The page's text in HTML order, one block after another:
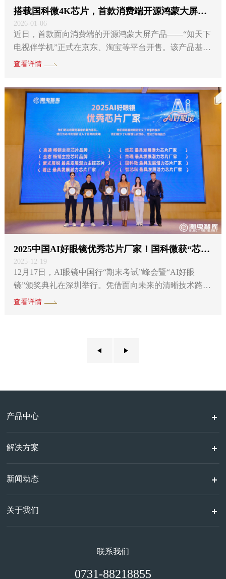
搭载国科微4K芯片，首款消费端开源鸿蒙大屏上市
2026-01-06
近日，首款面向消费端的开源鸿蒙大屏产品——“知天下
电视伴学机”正式在京东、淘宝等平台开售。该产品基于
OpenHarmony V5.1系统开发，并搭载国科微4K超高清解
能与AI伴学能力，为家庭学习场景提供全新解决方案。
国科微GK6320系列芯片集成高性能多核CPU与GPU，支
持H.264/H.265格式4K@60帧高清解码与显示，具备高性
能、高集成度与真4K输出能力。在鸿蒙生态（长沙）星
火实验室的协同...
查看详情
2025中国AI好眼镜优秀芯片厂家！国科微获“芯”荣誉
2025-12-19
12月17日，AI眼镜中国行“期末考试”峰会暨“AI好眼
镜”颁奖典礼在深圳举行。凭借面向未来的清晰技术路
径、精准的产品卡位以及已被验证的市场化能力，国科
电智库联合深圳市智能穿戴行业协会等多家行业协会与
查看详情
产品中心
解决方案
新闻动态
关于我们
联系我们
0731-88218855